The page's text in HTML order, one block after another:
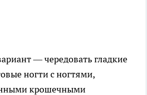
— чередовать гладкие
ногти с ногтями,
крошечными